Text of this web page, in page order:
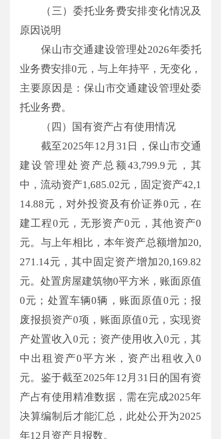
（三）委托业务费安排变化情况及
原因说明
保山市交通建设管理处2026年委托
业务费安排0元， 与上年持平，无变化，
主要原因是：保山市交通建设管理处委
托业务费。
（四）
国有资产占有使用情况
截至2025年12月 31 日，保山市交通
建设管理处资产总额43,799.9 元，其
中，流动资产1,685.02元，固定资产42,1
14.88元，对外投资及有价证券0元，在
建工程0元，无形资产0元，其他资产0
元。与上年相比，本年资产总额增加20,
271.14元，其中固定资产增加20,169.82
元。处置房屋建筑物0平方米，账面原值
0元；处置车辆0辆，账面原值0元；报
废报损资产0项，账面原值0元，实现资
产处置收入0元；资产使用收入0元，其
中出租资产0平方米，资产出租收入 0
元。鉴于截至2025年12月 31 日的国有资
产占有使用精准数据，需在完成2025年
决算编制后才能汇总，此处公开为2025
年12月资产月报数。